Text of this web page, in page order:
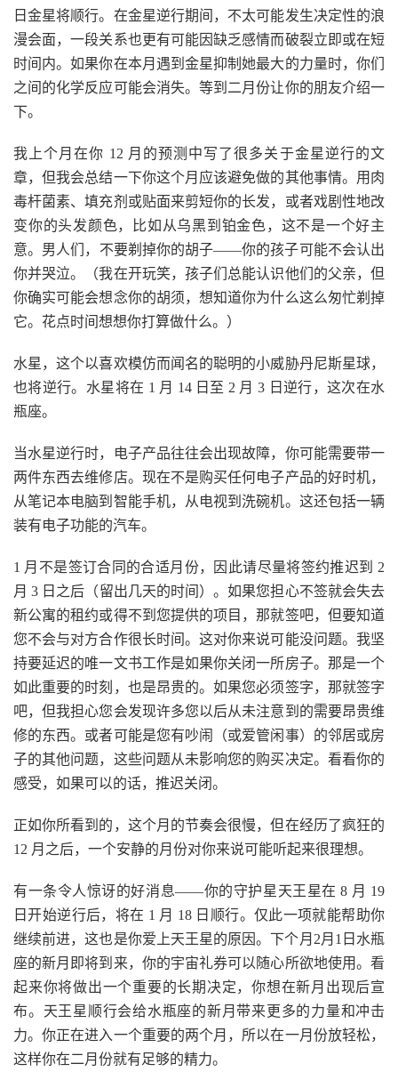
日金星将顺行。在金星逆行期间，不太可能发生决定性的浪
漫会面，一段关系也更有可能因缺乏感情而破裂立即或在短
时间内。如果你在本月遇到金星抑制她最大的力量时，你们
之间的化学反应可能会消失。等到二月份让你的朋友介绍一
下。
我上个月在你 12 月的预测中写了很多关于金星逆行的文
章，但我会总结一下你这个月应该避免做的其他事情。用肉
毒杆菌素、填充剂或贴面来剪短你的长发，或者戏剧性地改
变你的头发颜色，比如从乌黑到铂金色，这不是一个好主
意。男人们，不要剃掉你的胡子——你的孩子可能不会认出
你并哭泣。（我在开玩笑，孩子们总能认识他们的父亲，但
你确实可能会想念你的胡须，想知道你为什么这么匆忙剃掉
它。花点时间想想你打算做什么。）
水星，这个以喜欢模仿而闻名的聪明的小威胁丹尼斯星球，
也将逆行。水星将在 1 月 14 日至 2 月 3 日逆行，这次在水
瓶座。
当水星逆行时，电子产品往往会出现故障，你可能需要带一
两件东西去维修店。现在不是购买任何电子产品的好时机，
从笔记本电脑到智能手机，从电视到洗碗机。这还包括一辆
装有电子功能的汽车。
1 月不是签订合同的合适月份，因此请尽量将签约推迟到 2
月 3 日之后（留出几天的时间）。如果您担心不签就会失去
新公寓的租约或得不到您提供的项目，那就签吧，但要知道
您不会与对方合作很长时间。这对你来说可能没问题。我坚
持要延迟的唯一文书工作是如果你关闭一所房子。那是一个
如此重要的时刻，也是昂贵的。如果您必须签字，那就签字
吧，但我担心您会发现许多您以后从未注意到的需要昂贵维
修的东西。或者可能是您有吵闹（或爱管闲事）的邻居或房
子的其他问题，这些问题从未影响您的购买决定。看看你的
感受，如果可以的话，推迟关闭。
正如你所看到的，这个月的节奏会很慢，但在经历了疯狂的
12 月之后，一个安静的月份对你来说可能听起来很理想。
有一条令人惊讶的好消息——你的守护星天王星在 8 月 19
日开始逆行后，将在 1 月 18 日顺行。仅此一项就能帮助你
继续前进，这也是你爱上天王星的原因。下个月2月1日水瓶
座的新月即将到来，你的宇宙礼券可以随心所欲地使用。看
起来你将做出一个重要的长期决定，你想在新月出现后宣
布。天王星顺行会给水瓶座的新月带来更多的力量和冲击
力。你正在进入一个重要的两个月，所以在一月份放轻松，
这样你在二月份就有足够的精力。